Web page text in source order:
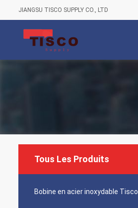
JIANGSU TISCO SUPPLY CO., LTD
Tous Les Produits
Bobine en acier inoxydable Tisco